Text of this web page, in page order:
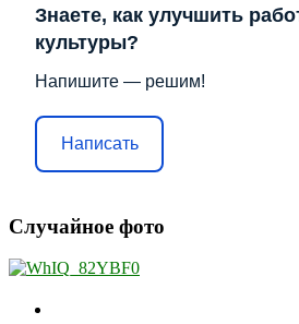
Знаете, как улучшить
культуры?
Напишите — решим!
Написать
Случайное фото